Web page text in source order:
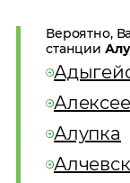
Вероятно,
станции
Алупка
Алчевск